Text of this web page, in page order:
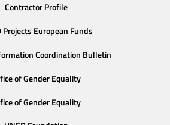
Contractor Profile
Projects European Funds
Coordination Bulletin
of Gender Equality
of Gender Equality